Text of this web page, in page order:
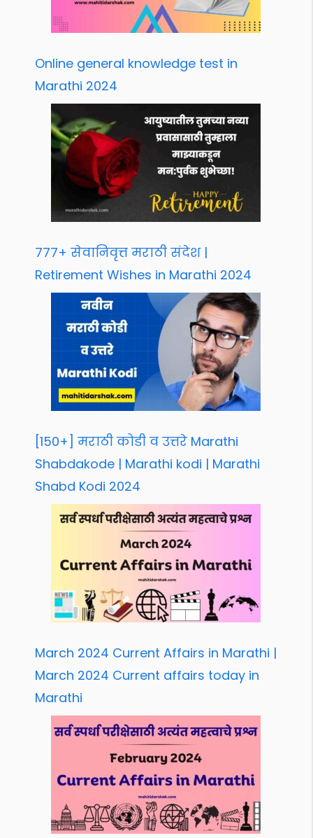
Online general knowledge test in
Marathi 2024
777+ सेवानिवृत्त मराठी संदेश |
Retirement Wishes in Marathi 2024
[150+] मराठी कोडी व उत्तरे Marathi
Shabdakode | Marathi kodi | Marathi
Shabd Kodi 2024
March 2024 Current Affairs in Marathi |
March 2024 Current affairs today in
Marathi